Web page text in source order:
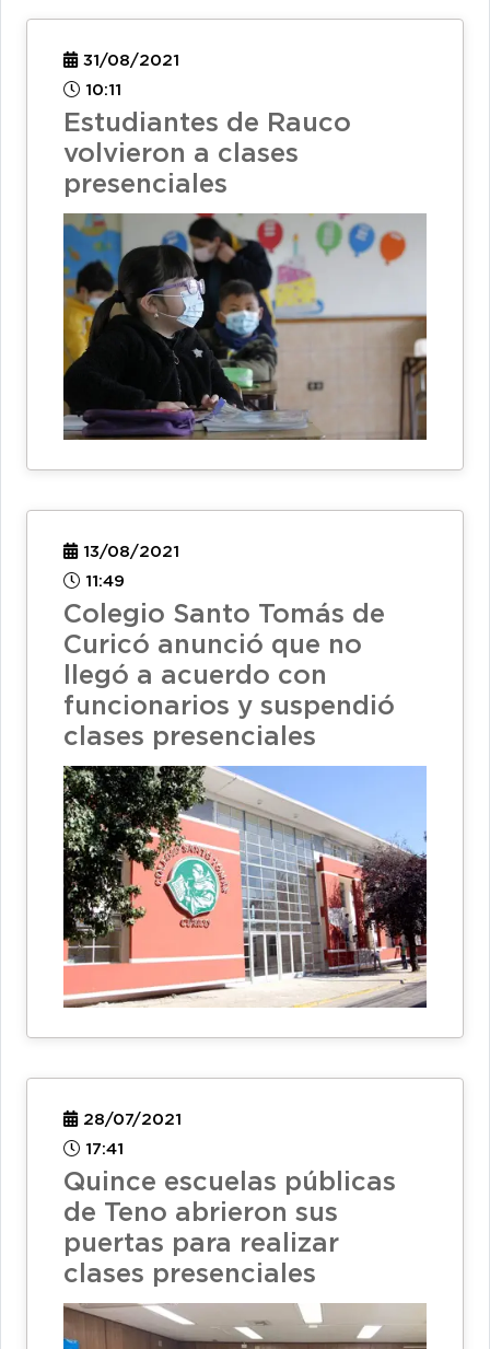
31/08/2021
10:11
Estudiantes de Rauco
volvieron a clases
presenciales
13/08/2021
11:49
Colegio Santo Tomás de
Curicó anunció que no
llegó a acuerdo con
funcionarios y suspendió
clases presenciales
28/07/2021
17:41
Quince escuelas públicas
de Teno abrieron sus
puertas para realizar
clases presenciales